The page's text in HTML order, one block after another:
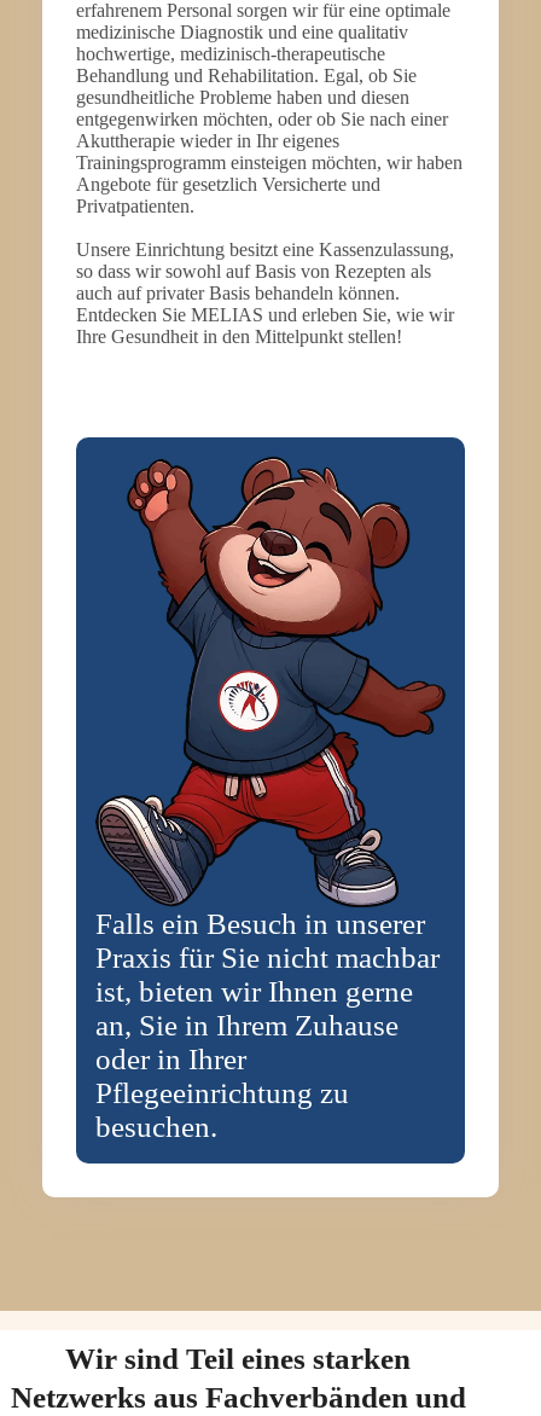
erfahrenem Personal sorgen wir für eine optimale
medizinische Diagnostik und eine qualitativ
hochwertige, medizinisch-therapeutische
Behandlung und Rehabilitation. Egal, ob Sie
gesundheitliche Probleme haben und diesen
entgegenwirken möchten, oder ob Sie nach einer
Akuttherapie wieder in Ihr eigenes
Trainingsprogramm einsteigen möchten, wir haben
Angebote für gesetzlich Versicherte und
Privatpatienten.
Unsere Einrichtung besitzt eine Kassenzulassung,
so dass wir sowohl auf Basis von Rezepten als
auch auf privater Basis behandeln können.
Entdecken Sie MELIAS und erleben Sie, wie wir
Ihre Gesundheit in den Mittelpunkt stellen!
Falls ein Besuch in unserer
Praxis für Sie nicht machbar
ist, bieten wir Ihnen gerne
an, Sie in Ihrem Zuhause
oder in Ihrer
Pflegeeinrichtung zu
besuchen.
Wir sind Teil eines starken
Netzwerks aus Fachverbänden und